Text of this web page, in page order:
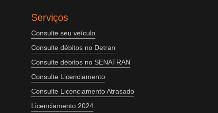
Serviços
Consulte seu veículo
Consulte débitos no Detran
Consulte débitos no SENATRAN
Consulte Licenciamento
Consulte Licenciamento Atrasado
Licenciamento 2024